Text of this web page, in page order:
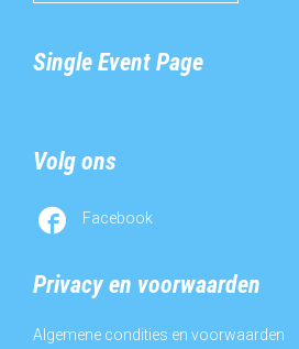
Single Event Page
Volg ons
 Facebook
Privacy en voorwaarden
Algemene condities en voorwaarden